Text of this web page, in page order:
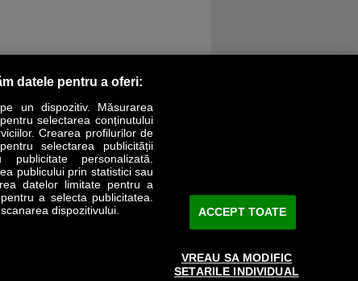
LIFESTYLE SPECIAL OPINII
Revista Business Magazin
datele pentru a oferi:
un dispozitiv. Măsurarea
selectarea conținutului
Crearea profilurilor de
selectarea publicității
personalizată.
publicului prin statistici sau
datelor limitate pentru a
a selecta publicitatea.
dispozitivului.
ACCEPT TOATE
VREAU SA MODIFIC
SETARILE INDIVIDUAL